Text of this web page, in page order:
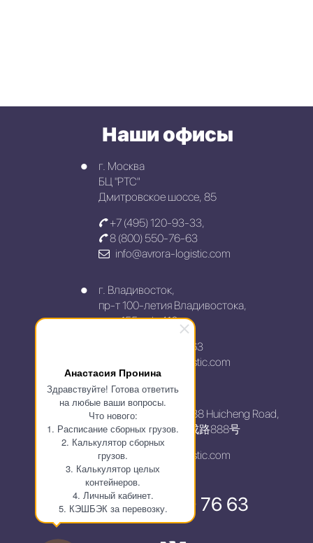
Анастасия Пронина
Здравствуйте! Готова ответить
на любые ваши вопросы.
Что нового:
1. Расписание сборных грузов.
2. Калькулятор сборных
грузов.
3. Калькулятор целых
контейнеров.
4. Личный кабинет.
5. КЭШБЭК за перевозку.
Наши офисы
г. Москва
БЦ "РТС"
Дмитровское шоссе, 85
+7 (495) 120-93-33,
8 (800) 550-76-63
info@avrora-logistic.com
г. Владивосток,
пр-т 100-летия Владивостока,
дом 155, оф. 416
+7 (800) 550-76-63
info@avrora-logistic.com
China, Shanghai,
Pudong New Area, 888 Huicheng Road,
上海市浦东新区汇成路888号
info@avrora-logistic.com
8 800 550 76 63